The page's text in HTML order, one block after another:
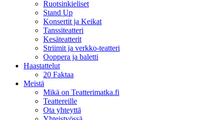
Ruotsinkieliset
Stand Up
Konsertit ja Keikat
Tanssiteatteri
Kesäteatterit
Striimit ja verkko-teatteri
Ooppera ja baletti
Haastattelut
20 Faktaa
Meistä
Mikä on Teatterimatka.fi
Teattereille
Ota yhteyttä